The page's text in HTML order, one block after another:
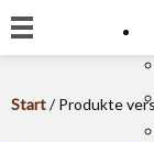
Start/ Produkte